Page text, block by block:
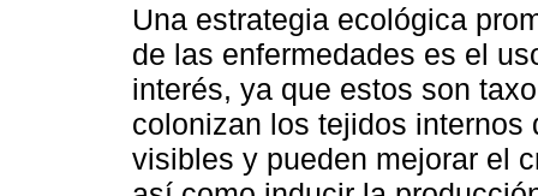
Una estrategia ecológica
de las enfermedades es el
interés, ya que estos son
colonizan los tejidos
visibles y pueden mejorar el